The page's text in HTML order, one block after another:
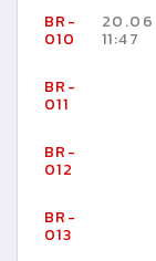
BR-
010
20.06
11:47
BR-
011
BR-
012
BR-
013